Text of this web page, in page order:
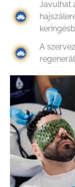
Javulhat
A